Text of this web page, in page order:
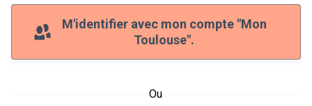
M'identifier avec mon compte "Mon
Toulouse".
Ou